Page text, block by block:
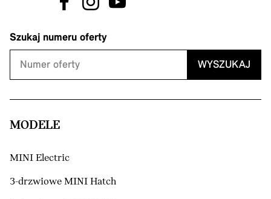
Szukaj numeru oferty
WYSZUKAJ
MODELE
MINI Electric
3-drzwiowe MINI Hatch